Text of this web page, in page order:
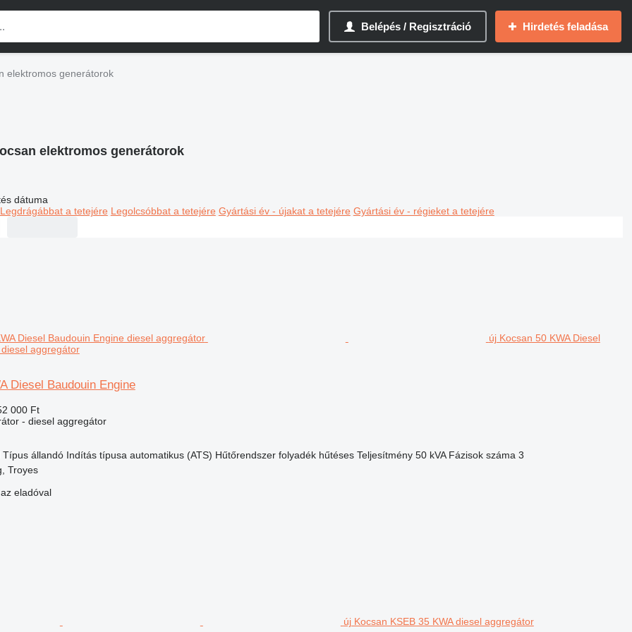
Belépés / Regisztráció Hirdetés feladása
elektromos generátorok
elektromos generátorok
dátuma
Legdrágábbat a tetejére Legolcsóbbat a tetejére Gyártási év - újakat a tetejére Gyártási év - régieket a tetejére
új Kocsan 50 KWA Diesel
aggregátor
Diesel Baudouin Engine
000 Ft
- diesel aggregátor
Típus állandó Indítás típusa automatikus (ATS) Hűtőrendszer folyadék hűtéses Teljesítmény 50 kVA Fázisok száma 3
Troyes
eladóval
új Kocsan KSEB 35 KWA diesel aggregátor